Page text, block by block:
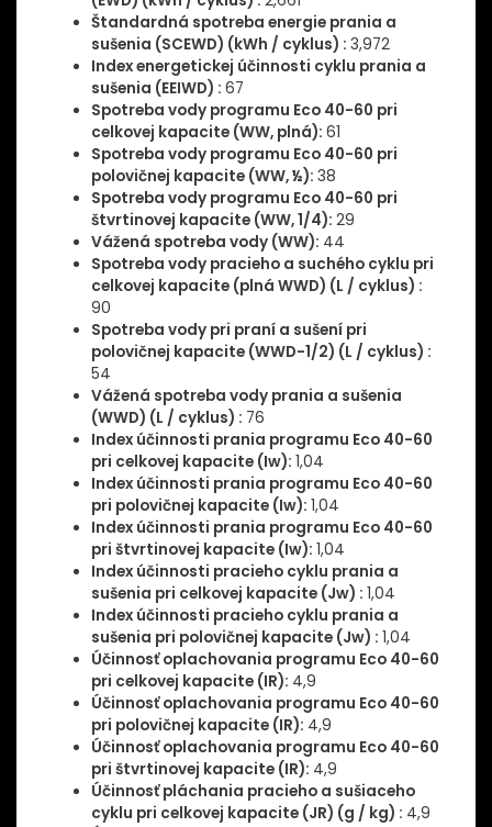
Štandardná spotreba energie prania a
sušenia (SCEWD) (kWh / cyklus) : 3,972
Index energetickej účinnosti cyklu prania a
sušenia (EEIWD) : 67
Spotreba vody programu Eco 40-60 pri
celkovej kapacite (WW, plná): 61
Spotreba vody programu Eco 40-60 pri
polovičnej kapacite (WW, ½): 38
Spotreba vody programu Eco 40-60 pri
štvrtinovej kapacite (WW, 1/4): 29
Vážená spotreba vody (WW): 44
Spotreba vody pracieho a suchého cyklu pri
celkovej kapacite (plná WWD) (L / cyklus) :
90
Spotreba vody pri praní a sušení pri
polovičnej kapacite (WWD-1/2) (L / cyklus) :
54
Vážená spotreba vody prania a sušenia
(WWD) (L / cyklus) : 76
Index účinnosti prania programu Eco 40-60
pri celkovej kapacite (Iw): 1,04
Index účinnosti prania programu Eco 40-60
pri polovičnej kapacite (Iw): 1,04
Index účinnosti prania programu Eco 40-60
pri štvrtinovej kapacite (Iw): 1,04
Index účinnosti pracieho cyklu prania a
sušenia pri celkovej kapacite (Jw) : 1,04
Index účinnosti pracieho cyklu prania a
sušenia pri polovičnej kapacite (Jw) : 1,04
Účinnosť oplachovania programu Eco 40-60
pri celkovej kapacite (IR): 4,9
Účinnosť oplachovania programu Eco 40-60
pri polovičnej kapacite (IR): 4,9
Účinnosť oplachovania programu Eco 40-60
pri štvrtinovej kapacite (IR): 4,9
Účinnosť pláchania pracieho a sušiaceho
cyklu pri celkovej kapacite (JR) (g / kg) : 4,9